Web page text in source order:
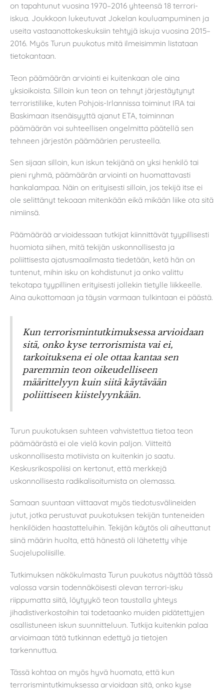
on tapahtunut vuosina 1970–2016 yhteensä 18 terrori-
iskua. Joukkoon lukeutuvat Jokelan kouluampuminen ja
useita vastaanottokeskuksiin tehtyjä iskuja vuosina 2015–
2016. Myös Turun puukotus mitä ilmeisimmin listataan
tietokantaan.
Teon päämäärän arviointi ei kuitenkaan ole aina
yksioikoista. Silloin kun teon on tehnyt järjestäytynyt
terroristiliike, kuten Pohjois-Irlannissa toiminut IRA tai
Baskimaan itsenäisyyttä ajanut ETA, toiminnan
päämäärän voi suhteellisen ongelmitta päätellä sen
tehneen järjestön päämäärien perusteella.
Sen sijaan silloin, kun iskun tekijänä on yksi henkilö tai
pieni ryhmä, päämäärän arviointi on huomattavasti
hankalampaa. Näin on erityisesti silloin, jos tekijä itse ei
ole selittänyt tekoaan mitenkään eikä mikään liike ota sitä
nimiinsä.
Päämäärää arvioidessaan tutkijat kiinnittävät tyypillisesti
huomiota siihen, mitä tekijän uskonnollisesta ja
poliittisesta ajatusmaailmasta tiedetään, ketä hän on
tuntenut, mihin isku on kohdistunut ja onko valittu
tekotapa tyypillinen erityisesti jollekin tietylle liikkeelle.
Aina aukottomaan ja täysin varmaan tulkintaan ei päästä.
Kun terrorismintutkimuksessa arvioidaan
sitä, onko kyse terrorismista vai ei,
tarkoituksena ei ole ottaa kantaa sen
paremmin teon oikeudelliseen
määrittelyyn kuin siitä käytävään
poliittiseen kiistelyynkään.
Turun puukotuksen suhteen vahvistettua tietoa teon
päämäärästä ei ole vielä kovin paljon. Viitteitä
uskonnollisesta motiivista on kuitenkin jo saatu.
Keskusrikospoliisi on kertonut, että merkkejä
uskonnollisesta radikalisoitumista on olemassa.
Samaan suuntaan viittaavat myös tiedotusvälineiden
jutut, jotka perustuvat puukotuksen tekijän tunteneiden
henkilöiden haastatteluihin. Tekijän käytös oli aiheuttanut
siinä määrin huolta, että hänestä oli lähetetty vihje
Suojelupoliisille.
Tutkimuksen näkökulmasta Turun puukotus näyttää tässä
valossa varsin todennäköisesti olevan terrori-isku
riippumatta siitä, löytyykö teon taustalla yhteys
jihadistiverkostoihin tai todetaanko muiden pidätettyjen
osallistuneen iskun suunnitteluun. Tutkija kuitenkin palaa
arvioimaan tätä tutkinnan edettyä ja tietojen
tarkennuttua.
Tässä kohtaa on myös hyvä huomata, että kun
terrorismintutkimuksessa arvioidaan sitä, onko kyse